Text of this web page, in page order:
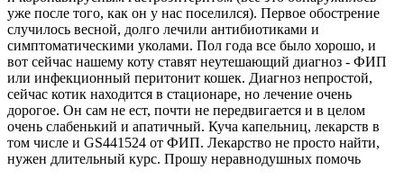
уже после того, как он у нас поселился). Первое обострение
случилось весной, долго лечили антибиотиками и
симптоматическими уколами. Пол года все было хорошо, и
вот сейчас нашему коту ставят неутешающий диагноз - ФИП
или инфекционный перитонит кошек. Диагноз непростой,
сейчас котик находится в стационаре, но лечение очень
дорогое. Он сам не ест, почти не передвигается и в целом
очень слабенький и апатичный. Куча капельниц, лекарств в
том числе и GS441524 от ФИП. Лекарство не просто найти,
нужен длительный курс. Прошу неравнодушных помочь